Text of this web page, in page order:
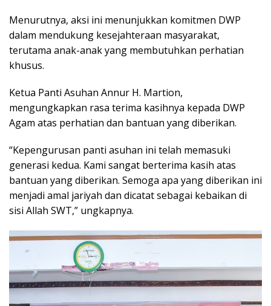
Menurutnya, aksi ini menunjukkan komitmen DWP
dalam mendukung kesejahteraan masyarakat,
terutama anak-anak yang membutuhkan perhatian
khusus.
Ketua Panti Asuhan Annur H. Martion,
mengungkapkan rasa terima kasihnya kepada DWP
Agam atas perhatian dan bantuan yang diberikan.
“Kepengurusan panti asuhan ini telah memasuki
generasi kedua. Kami sangat berterima kasih atas
bantuan yang diberikan. Semoga apa yang diberikan ini
menjadi amal jariyah dan dicatat sebagai kebaikan di
sisi Allah SWT,” ungkapnya.